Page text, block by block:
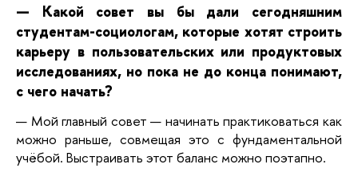
— Какой совет вы бы дали сегодняшним
студентам-социологам, которые хотят строить
карьеру в пользовательских или продуктовых
исследованиях, но пока не до конца понимают,
с чего начать?
— Мой главный совет — начинать практиковаться как
можно раньше, совмещая это с фундаментальной
учёбой. Выстраивать этот баланс можно поэтапно.